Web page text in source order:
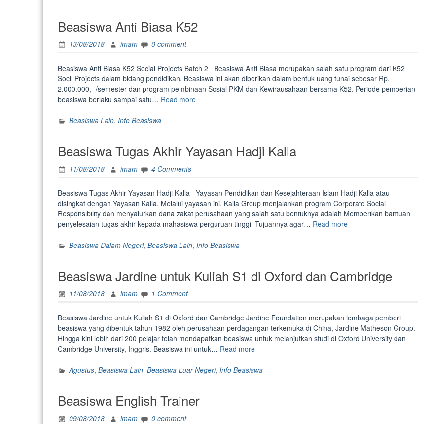
NU
LAZISNU”
Beasiswa Anti Biasa K52
13/08/2018 imam 0 comment
Beasiswa Anti Biasa K52 Social Projects Batch 2 Beasiswa Anti Biasa merupakan salah satu program dari K52
Socil Projects dalam bidang pendidikan. Beasiswa ini akan diberikan dalam bentuk uang tunai sebesar Rp.
2.000.000,- /semester dan program pembinaan Sosial PKM dan Kewirausahaan bersama K52. Periode pemberian
beasiswa berlaku sampai satu… Read more“Beasiswa
Beasiswa Lain, Info Beasiswa
Beasiswa Tugas Akhir Yayasan Hadji Kalla
11/08/2018 imam 4 Comments
Beasiswa Tugas Akhir Yayasan Hadji Kalla Yayasan Pendidikan dan Kesejahteraan Islam Hadji Kalla atau
disingkat dengan Yayasan Kalla. Melalui yayasan ini, Kalla Group menjalankan program Corporate Social
Responsibility dan menyalurkan dana zakat perusahaan yang salah satu bentuknya adalah Memberikan bantuan
penyelesaian tugas akhir kepada mahasiswa perguruan tinggi. Tujuannya agar… Read more“Beasiswa
Kalla”
Beasiswa Dalam Negeri, Beasiswa Lain, Info Beasiswa
Beasiswa Jardine untuk Kuliah S1 di Oxford dan Cambridge
11/08/2018 imam 1 Comment
Beasiswa Jardine untuk Kuliah S1 di Oxford dan Cambridge Jardine Foundation merupakan lembaga pemberi
beasiswa yang dibentuk tahun 1982 oleh perusahaan perdagangan terkemuka di China, Jardine Matheson Group.
Hingga kini lebih dari 200 pelajar telah mendapatkan beasiswa untuk melanjutkan studi di Oxford University dan
Cambridge University, Inggris. Beasiswa ini untuk… Read more“Beasiswa
untuk
Agustus, Beasiswa Lain, Beasiswa Luar Negeri, Info Beasiswa
Beasiswa English Trainer
09/08/2018 imam 0 comment